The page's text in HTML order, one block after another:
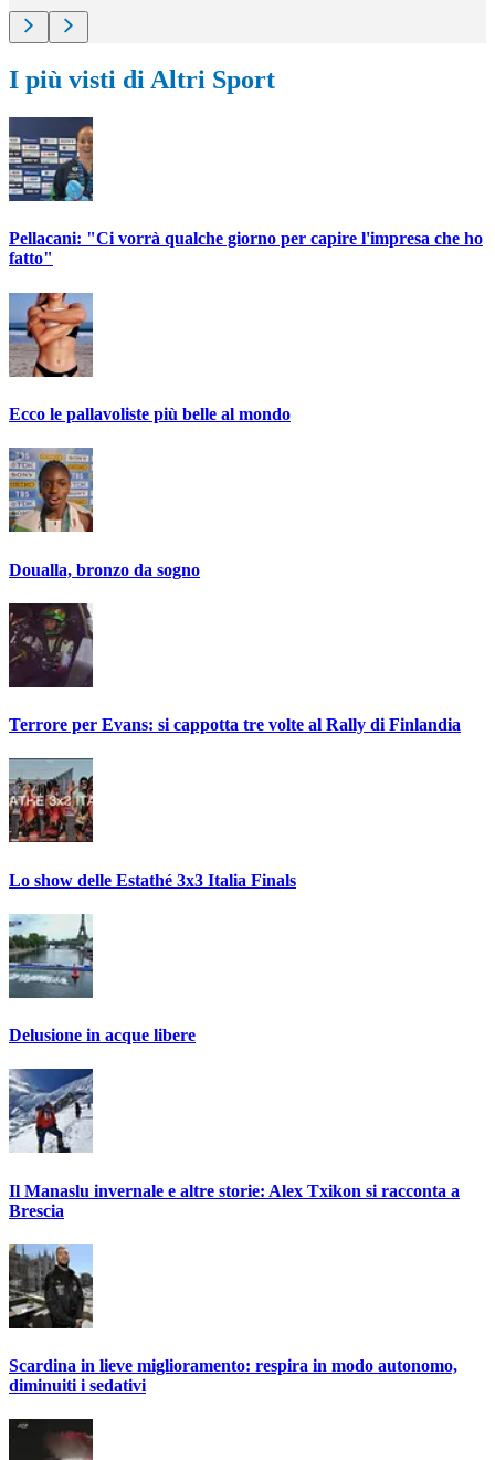
I più visti di Altri Sport
Pellacani: "Ci vorrà qualche giorno per capire l'impresa che ho
fatto"
Ecco le pallavoliste più belle al mondo
Doualla, bronzo da sogno
Terrore per Evans: si cappotta tre volte al Rally di Finlandia
Lo show delle Estathé 3x3 Italia Finals
Delusione in acque libere
Il Manaslu invernale e altre storie: Alex Txikon si racconta a
Brescia
Scardina in lieve miglioramento: respira in modo autonomo,
diminuiti i sedativi